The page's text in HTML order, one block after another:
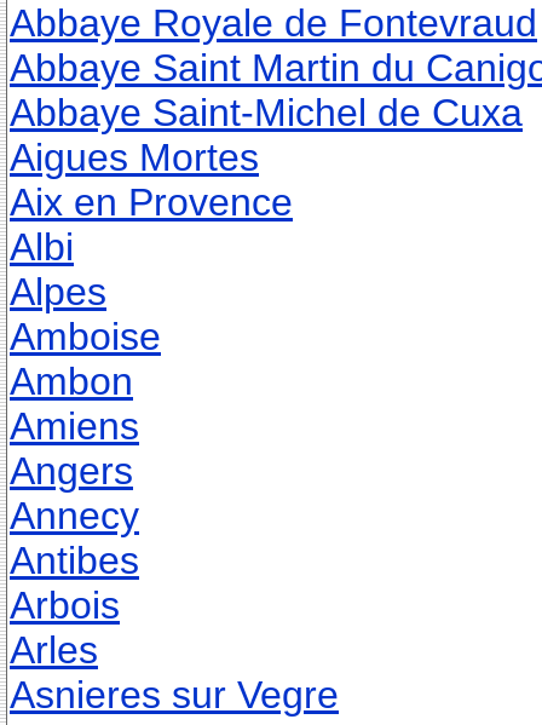
Abbaye Royale de Fontevraud
Abbaye Saint Martin du
Abbaye Saint-Michel de Cuxa
Aigues Mortes
Aix en Provence
Albi
Alpes
Amboise
Ambon
Amiens
Angers
Annecy
Antibes
Arbois
Arles
Asnieres sur Vegre